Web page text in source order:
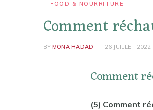
FOOD & NOURRITURE
Comment
BY MONA HADAD 26 JUILLET 2022
Comment
(5) Comment